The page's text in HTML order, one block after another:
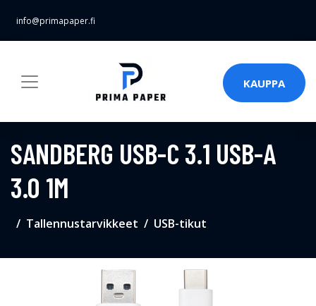
info@primapaper.fi
KAUPPA
SANDBERG USB-C 3.1 USB-A
3.0 1M
Tallennustarvikkeet USB-tikut